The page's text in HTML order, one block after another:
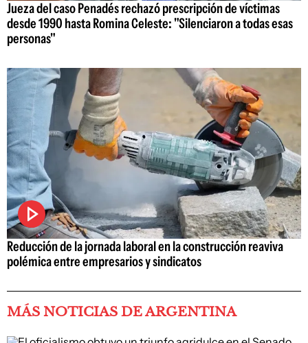
Jueza del caso Penadés rechazó prescripción de víctimas
desde 1990 hasta Romina Celeste: "Silenciaron a todas esas
personas"
Reducción de la jornada laboral en la construcción reaviva
polémica entre empresarios y sindicatos
MÁS NOTICIAS DE ARGENTINA